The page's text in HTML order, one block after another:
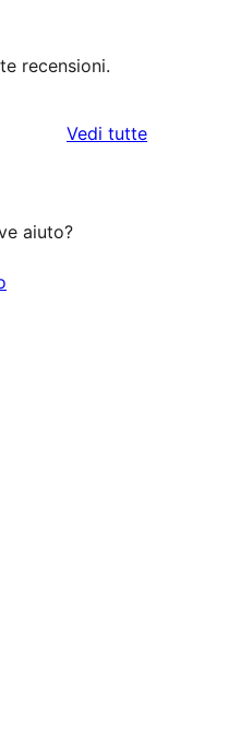
recensioni.
Vedi tuttele
aiuto?